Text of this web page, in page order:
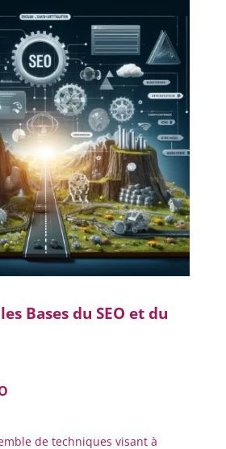
Bases du SEO et du
de techniques visant à